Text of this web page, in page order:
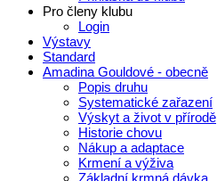
Pro členy klubu
Login
Výstavy
Standard
Amadina Gouldové - obecně
Popis druhu
Systematické zařazení
Výskyt a život v přírodě
Historie chovu
Nákup a adaptace
Krmení a výživa